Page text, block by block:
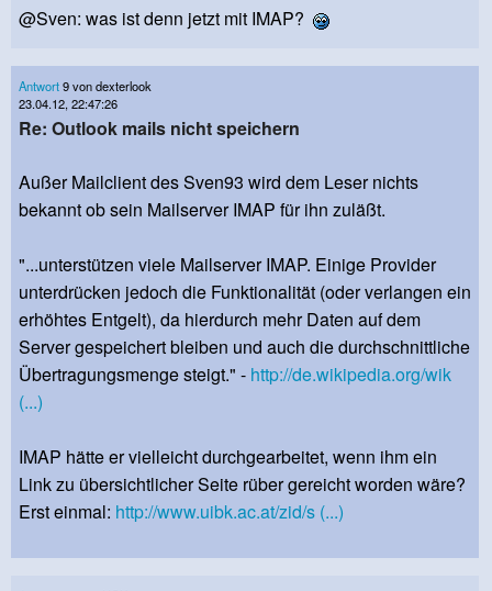
@Sven: was ist denn jetzt mit IMAP?
Antwort9 von dexterlook
23.04.12, 22:47:26
Re: Outlook mails nicht speichern
Außer Mailclient des Sven93 wird dem Leser nichts
bekannt ob sein Mailserver IMAP für ihn zuläßt.
"...unterstützen viele Mailserver IMAP. Einige Provider
unterdrücken jedoch die Funktionalität (oder verlangen ein
erhöhtes Entgelt), da hierdurch mehr Daten auf dem
Server gespeichert bleiben und auch die durchschnittliche
Übertragungsmenge steigt." - http://de.wikipedia.org/wik
(...)
IMAP hätte er vielleicht durchgearbeitet, wenn ihm ein
Link zu übersichtlicher Seite rüber gereicht worden wäre?
Erst einmal: http://www.uibk.ac.at/zid/s (...)